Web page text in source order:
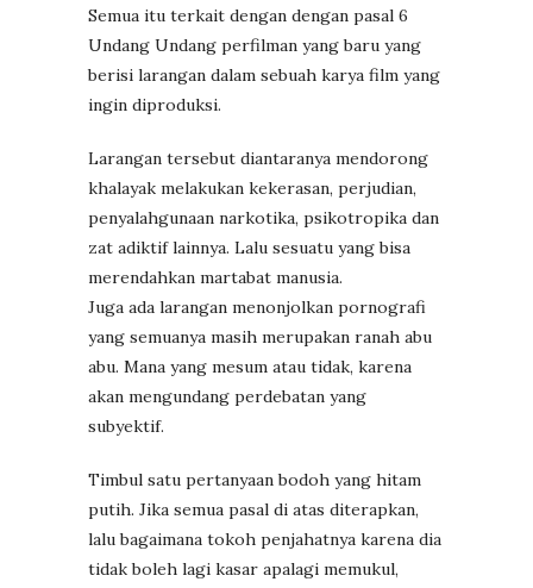
Semua itu terkait dengan dengan pasal 6
Undang Undang perfilman yang baru yang
berisi larangan dalam sebuah karya film yang
ingin diproduksi.
Larangan tersebut diantaranya mendorong
khalayak melakukan kekerasan, perjudian,
penyalahgunaan narkotika, psikotropika dan
zat adiktif lainnya. Lalu sesuatu yang bisa
merendahkan martabat manusia.
Juga ada larangan menonjolkan pornografi
yang semuanya masih merupakan ranah abu
abu. Mana yang mesum atau tidak, karena
akan mengundang perdebatan yang
subyektif.
Timbul satu pertanyaan bodoh yang hitam
putih. Jika semua pasal di atas diterapkan,
lalu bagaimana tokoh penjahatnya karena dia
tidak boleh lagi kasar apalagi memukul,